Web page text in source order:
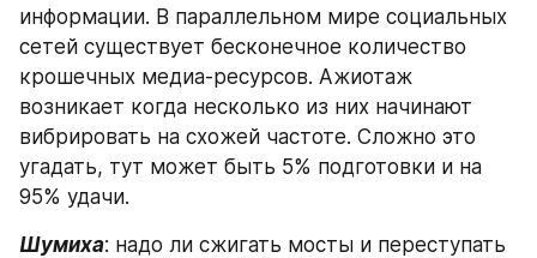
информации. В параллельном мире социальных
сетей существует бесконечное количество
крошечных медиа-ресурсов. Ажиотаж
возникает когда несколько из них начинают
вибрировать на схожей частоте. Сложно это
угадать, тут может быть 5% подготовки и на
95% удачи.
Шумиха: надо ли сжигать мосты и переступать